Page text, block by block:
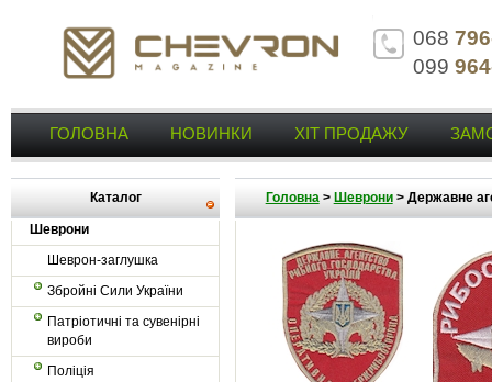
068
099
ГОЛОВНА НОВИНКИ ХІТ ПРОДАЖУ
Каталог
Шеврони
Шеврон-заглушка
Збройні Сили України
Патріотичні та сувенірні
вироби
Поліція
Головна> Шеврони> Державне